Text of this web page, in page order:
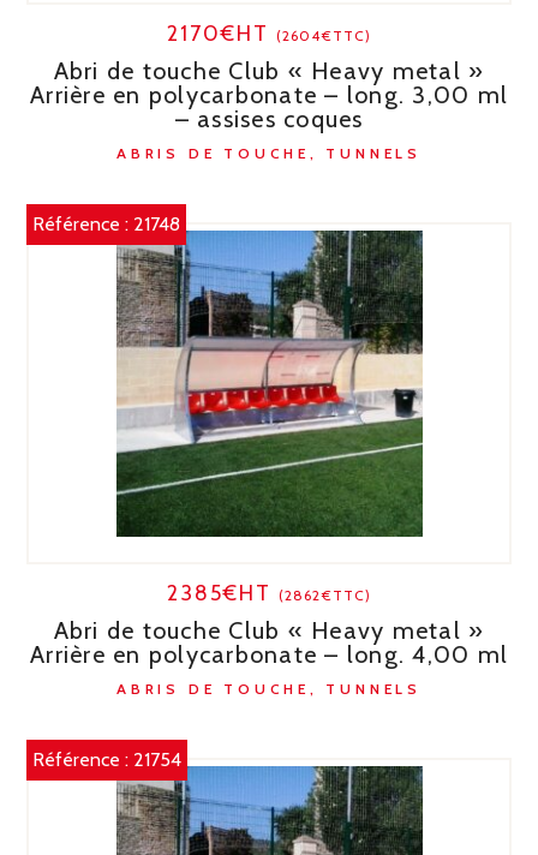
2170€HT (2604€TTC)
Abri de touche Club « Heavy metal »
Arrière en polycarbonate – long. 3,00 ml
– assises coques
ABRIS DE TOUCHE, TUNNELS
Référence : 21748
2385€HT (2862€TTC)
Abri de touche Club « Heavy metal »
Arrière en polycarbonate – long. 4,00 ml
ABRIS DE TOUCHE, TUNNELS
Référence : 21754